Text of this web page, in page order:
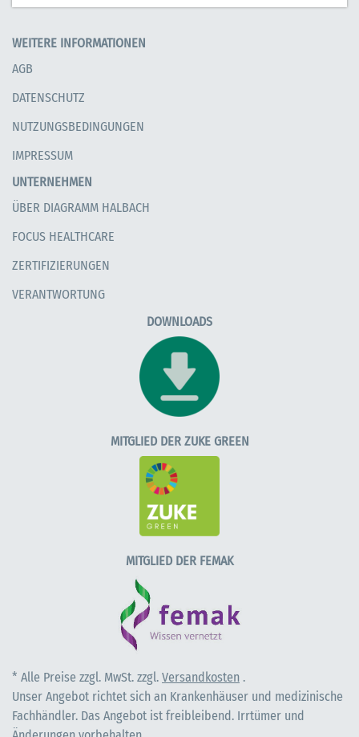
WEITERE INFORMATIONEN
AGB
DATENSCHUTZ
NUTZUNGSBEDINGUNGEN
IMPRESSUM
UNTERNEHMEN
ÜBER DIAGRAMM HALBACH
FOCUS HEALTHCARE
ZERTIFIZIERUNGEN
VERANTWORTUNG
DOWNLOADS
MITGLIED DER ZUKE GREEN
MITGLIED DER FEMAK
* Alle Preise zzgl. MwSt. zzgl. Versandkosten .
Unser Angebot richtet sich an Krankenhäuser und medizinische
Fachhändler. Das Angebot ist freibleibend. Irrtümer und